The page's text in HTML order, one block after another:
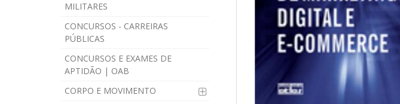
MILITARES
CONCURSOS - CARREIRAS
PÚBLICAS
CONCURSOS E EXAMES DE
APTIDÃO | OAB
CORPO E MOVIMENTO